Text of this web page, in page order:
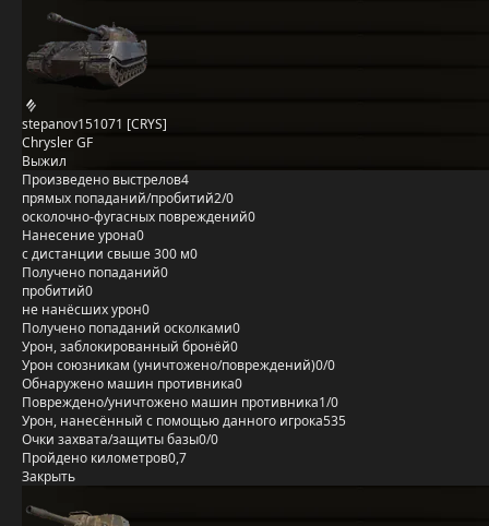
stepanov151071 [CRYS]
Chrysler GF
Выжил
Произведено выстрелов4
прямых попаданий/пробитий2/0
осколочно-фугасных повреждений0
Нанесение урона0
с дистанции свыше 300 м0
Получено попаданий0
пробитий0
не нанёсших урон0
Получено попаданий осколками0
Урон, заблокированный бронёй0
Урон союзникам (уничтожено/повреждений)0/0
Обнаружено машин противника0
Повреждено/уничтожено машин противника1/0
Урон, нанесённый с помощью данного игрока535
Очки захвата/защиты базы0/0
Пройдено километров0,7
Закрыть